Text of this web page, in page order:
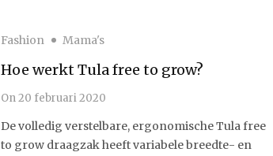
Fashion Mama's
Hoe werkt Tula free to grow?
On20 februari 2020
De volledig verstelbare, ergonomische Tula free
to grow draagzak heeft variabele breedte- en